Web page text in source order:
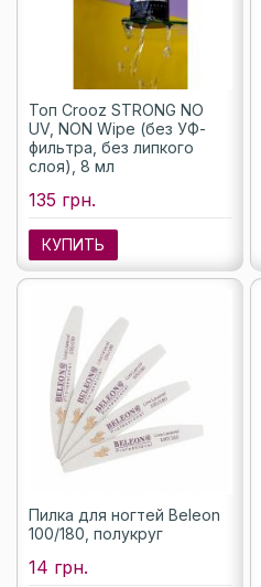
Топ Crooz STRONG NO
UV, NON Wipe (без УФ-
фильтра, без липкого
слоя), 8 мл
135 грн.
КУПИТЬ
Пилка для ногтей Beleon
100/180, полукруг
14 грн.